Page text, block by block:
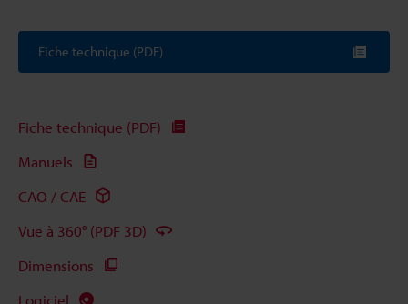
Fiche technique (PDF)
Fiche technique (PDF)
Manuels
CAO / CAE
Vue à 360° (PDF 3D)
Dimensions
Logiciel